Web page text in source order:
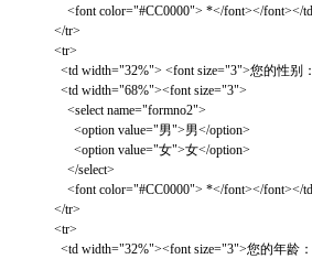
<font color="#CC0000"> *</font></font></
</tr>
<tr>
<td width="32%"> <font size="3">您的性别：
<td width="68%"><font size="3">
<select name="formno2">
<option value="男">男</option>
<option value="女">女</option>
</select>
<font color="#CC0000"> *</font></font></
</tr>
<tr>
<td width="32%"><font size="3">您的年龄：